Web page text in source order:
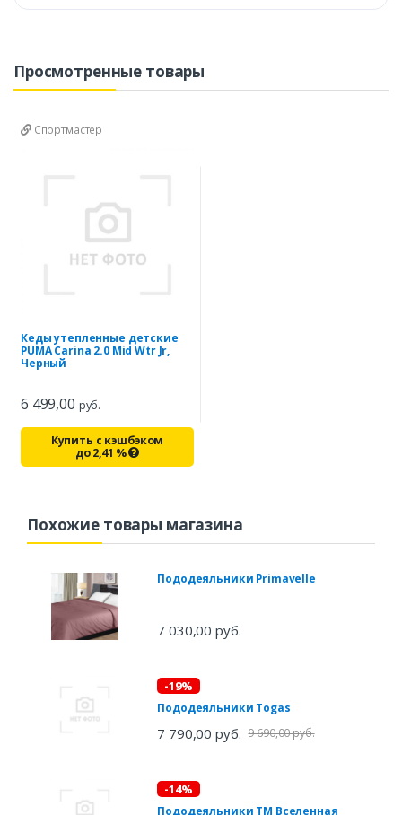
Просмотренные товары
Спортмастер
Кеды утепленные детские
PUMA Carina 2.0 Mid Wtr Jr,
Черный
6 499,00 руб.
Купить с кэшбэком
до2,41 %
Похожие товары магазина
Пододеяльники Primavelle
7 030,00 руб.
-19%
Пододеяльники Togas
7 790,00 руб. 9 690,00 руб.
-14%
Пододеяльники ТМ Вселенная